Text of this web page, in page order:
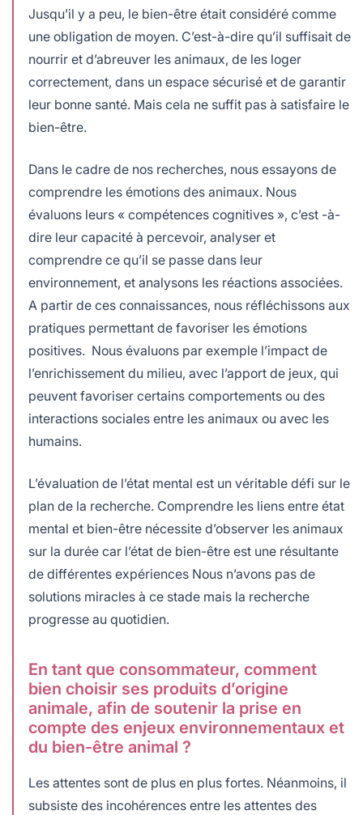
Jusqu’il y a peu, le bien-être était considéré comme
une obligation de moyen. C’est-à-dire qu’il suffisait de
nourrir et d’abreuver les animaux, de les loger
correctement, dans un espace sécurisé et de garantir
leur bonne santé. Mais cela ne suffit pas à satisfaire le
bien-être.
Dans le cadre de nos recherches, nous essayons de
comprendre les émotions des animaux. Nous
évaluons leurs « compétences cognitives », c’est -à-
dire leur capacité à percevoir, analyser et
comprendre ce qu’il se passe dans leur
environnement, et analysons les réactions associées.
A partir de ces connaissances, nous réfléchissons aux
pratiques permettant de favoriser les émotions
positives. Nous évaluons par exemple l’impact de
l’enrichissement du milieu, avec l’apport de jeux, qui
peuvent favoriser certains comportements ou des
interactions sociales entre les animaux ou avec les
humains.
L’évaluation de l’état mental est un véritable défi sur le
plan de la recherche. Comprendre les liens entre état
mental et bien-être nécessite d’observer les animaux
sur la durée car l’état de bien-être est une résultante
de différentes expériences Nous n’avons pas de
solutions miracles à ce stade mais la recherche
progresse au quotidien.
En tant que consommateur, comment
bien choisir ses produits d’origine
animale, afin de soutenir la prise en
compte des enjeux environnementaux et
du bien-être animal ?
Les attentes sont de plus en plus fortes. Néanmoins, il
subsiste des incohérences entre les attentes des